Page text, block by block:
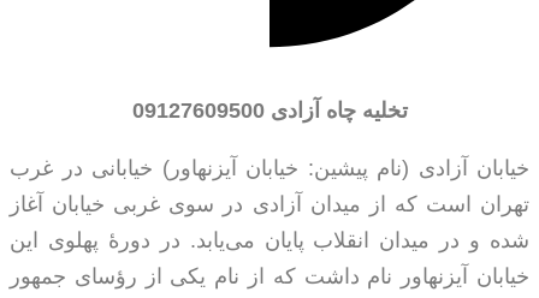
تخلیه چاه آزادی 09127609500
خیابان آزادی (نام پیشین: خیابان آیزنهاور) خیابانی در غرب
تهران است که از میدان آزادی در سوی غربی خیابان آغاز
شده و در میدان انقلاب پایان می‌یابد. در دورهٔ پهلوی این
خیابان آیزنهاور نام داشت که از نام یکی از رؤسای جمهور